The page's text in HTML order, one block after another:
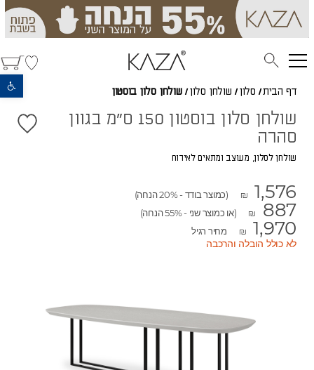
פתח סרגל נגישות
דף הבית/ סלון / שולחן סלון / שולחן סלון בוסטון
שולחן סלון בוסטון 150 ס"מ בגוון
סהרה
שולחן לסלון, מעוצב ומתאים לאירוח
₪ 1,576 (כמוצר בודד - 20% הנחה)
₪ 887 (או כמוצר שני - 55% הנחה)
₪ 1,970 מחיר רגיל
לא כולל הובלה והרכבה